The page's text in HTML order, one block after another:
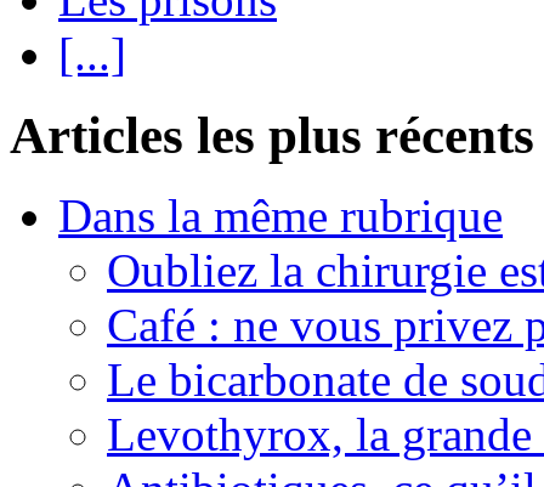
[...]
Articles les plus récents
Dans la même rubrique
Oubliez la chirurgie
Café : ne vous privez
Le bicarbonate de
Levothyrox, la